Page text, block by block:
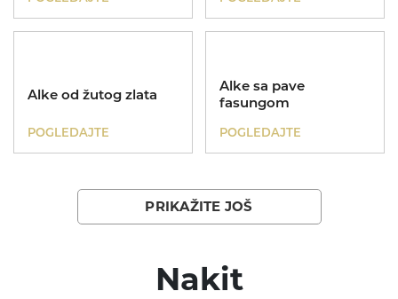
Alke od žutog zlata
POGLEDAJTE
Alke sa pave
fasungom
POGLEDAJTE
PRIKAŽITE JOŠ
Nakit